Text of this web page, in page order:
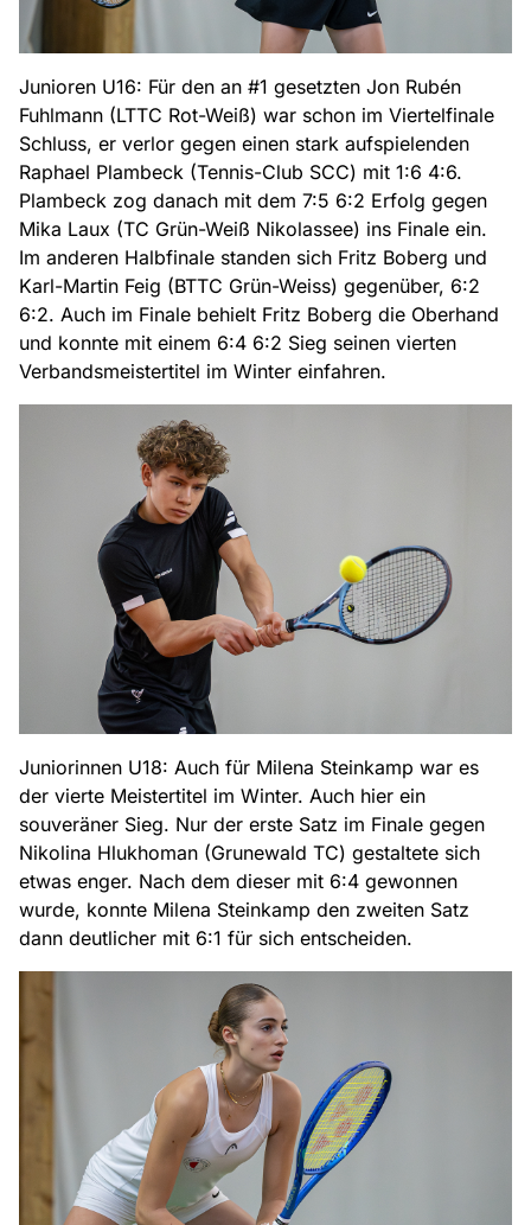
Junioren U16: Für den an #1 gesetzten Jon Rubén
Fuhlmann (LTTC Rot-Weiß) war schon im Viertelfinale
Schluss, er verlor gegen einen stark aufspielenden
Raphael Plambeck (Tennis-Club SCC) mit 1:6 4:6.
Plambeck zog danach mit dem 7:5 6:2 Erfolg gegen
Mika Laux (TC Grün-Weiß Nikolassee) ins Finale ein.
Im anderen Halbfinale standen sich Fritz Boberg und
Karl-Martin Feig (BTTC Grün-Weiss) gegenüber, 6:2
6:2. Auch im Finale behielt Fritz Boberg die Oberhand
und konnte mit einem 6:4 6:2 Sieg seinen vierten
Verbandsmeistertitel im Winter einfahren.
Juniorinnen U18: Auch für Milena Steinkamp war es
der vierte Meistertitel im Winter. Auch hier ein
souveräner Sieg. Nur der erste Satz im Finale gegen
Nikolina Hlukhoman (Grunewald TC) gestaltete sich
etwas enger. Nach dem dieser mit 6:4 gewonnen
wurde, konnte Milena Steinkamp den zweiten Satz
dann deutlicher mit 6:1 für sich entscheiden.